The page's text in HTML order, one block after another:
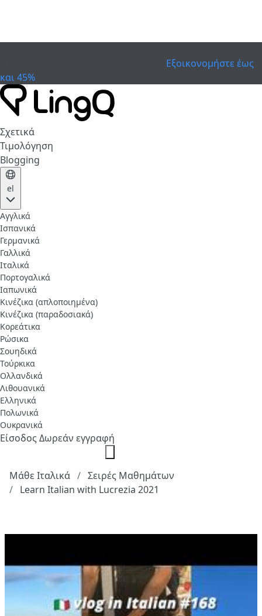
Εξοικονομήστε έως
και 45%
Σχετικά
Τιμολόγηση
Blogging
el
Αγγλικά
Ισπανικά
Γερμανικά
Γαλλικά
Ιταλικά
Πορτογαλικά
Ιαπωνικά
Κινέζικα (απλοποιημένα)
Κινέζικα (παραδοσιακά)
Κορεάτικα
Ρώσικα
Σουηδικά
Τούρκικα
Ολλανδικά
Λιθουανικά
Ελληνικά
Πολωνικά
Ουκρανικά
ΕίσοδοςΔωρεάν εγγραφή
Μάθε Ιταλικά
Σειρές Μαθημάτων
Learn Italian with Lucrezia 2021